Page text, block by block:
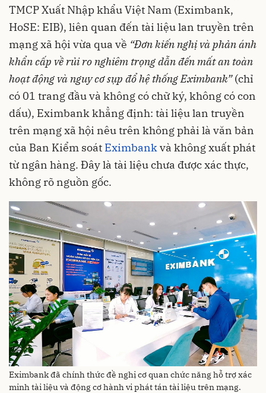
TMCP Xuất Nhập khẩu Việt Nam (Eximbank,
HoSE: EIB), liên quan đến tài liệu lan truyền trên
mạng xã hội vừa qua về “Đơn kiến nghị và phản ánh
khẩn cấp về rủi ro nghiêm trọng dẫn đến mất an toàn
hoạt động và nguy cơ sụp đổ hệ thống Eximbank”(chỉ
có 01 trang đầu và không có chữ ký, không có con
dấu), Eximbank khẳng định: tài liệu lan truyền
trên mạng xã hội nêu trên không phải là văn bản
của Ban Kiểm soát Eximbankvà không xuất phát
từ ngân hàng. Đây là tài liệu chưa được xác thực,
không rõ nguồn gốc.
Eximbank đã chính thức đề nghị cơ quan chức năng hỗ trợ xác
minh tài liệu và động cơ hành vi phát tán tài liệu trên mạng.